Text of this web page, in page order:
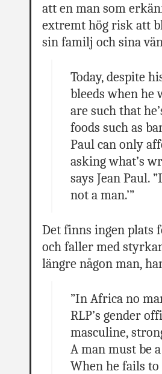
att en man som
extremt hög risk att
sin familj och sina
Today, despite
bleeds when he
are such that
foods such as
Paul can only
asking what’s
says Jean Paul.
not a man.’”
Det finns ingen plats
och faller med
längre någon man,
”In Africa no
RLP’s gender
masculine,
A man must be
When he fails